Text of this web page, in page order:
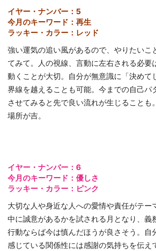
イヤー・ナンバー：5
今月のキーワード：再生
ラッキー・カラー：レッド
強い運気の追い風があるので、やりたいこ
てみて。人の視線、言動に左右される必要
動くことが大切。自分が無意識に「決めて
界線を越えることも可能。今までの自己パ
させてみると先で良い流れが生じることも
場所が吉。
イヤー・ナンバー：6
今月のキーワード：優しさ
ラッキー・カラー：ピンク
大切な人や身近な人への愛情や責任がテー
中に誠意があるかを試される月となり、義
行動ならば今は慎んだほうが良さそう。自
感じている関係性には感謝の気持ちを伝え